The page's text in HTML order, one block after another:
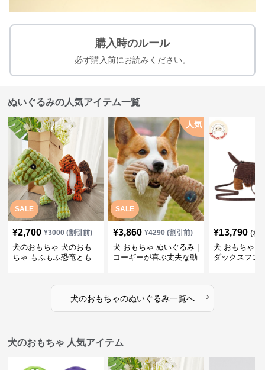
購入時のルール
必ず購入前にお読みください。
ぬいぐるみの人気アイテム一覧
SALE
¥2,700 ¥3000(割引前)
犬のおもちゃ 犬のおも
ちゃ もふもふ恐竜とも
SALE
人気
¥3,860 ¥4290(割引前)
犬 おもちゃ ぬいぐるみ |
コーギーが喜ぶ丈夫な動
¥13,790 (税
犬 おもちゃ
ダックスフン
犬のおもちゃのぬいぐるみ一覧へ ›
犬のおもちゃ 人気アイテム